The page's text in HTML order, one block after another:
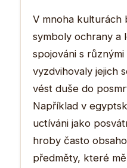
V mnoha kulturách
symboly ochrany a
spojováni s
vyzdvihovaly jejich
vést duše do
Například v
uctíváni jako
hroby často
předměty, které